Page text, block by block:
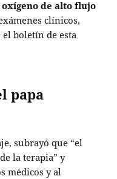
oxígeno de alto flujo
clínicos,
el boletín de esta
papa
subrayó que “el
la terapia” y
médicos y al